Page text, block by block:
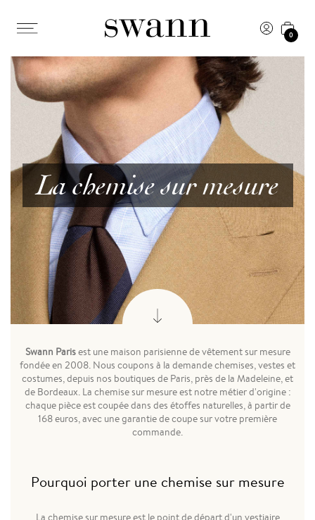
0
La chemise sur mesure
Swann Parisest une maison parisienne de vêtement sur mesure
fondée en 2008. Nous coupons à la demande chemises, vestes et
costumes, depuis nos boutiques de Paris, près de la Madeleine, et
de Bordeaux. La chemise sur mesure est notre métier d'origine :
chaque pièce est coupée dans des étoffes naturelles, à partir de
168 euros, avec une garantie de coupe sur votre première
commande.
Pourquoi porter une chemise sur mesure
La chemise sur mesure est le point de départ d'un vestiaire